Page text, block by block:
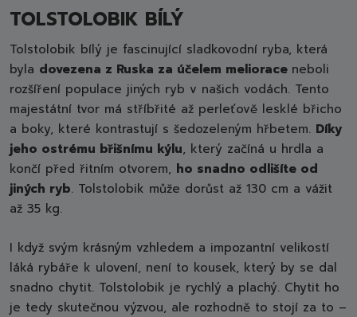
TOLSTOLOBIK BÍLÝ
Tolstolobik bílý je fascinující sladkovodní ryba, která
byla dovezena z Ruska za účelem meliorace neboli
rozšíření populace jiných ryb v našich vodách. Tento
majestátní tvor má stříbřité až perleťově lesklé břicho
a boky, které kontrastují s šedozeleným hřbetem. Díky
jeho ostrému břišnímu kýlu, který začíná u hrdla a
končí před řitním otvorem, ho snadno odlišíte od
jiných ryb. Tolstolobik může dorůst až 130 cm a vážit
až 35 kg.
I když svým krásným vzhledem a impozantní velikostí
láká rybáře k ulovení, není to kousek, který by se dal
snadno chytit. Tolstolobik je rychlý a plachý. Chytit ho
je tedy skutečnou výzvou, ale rozhodně to stojí za to –